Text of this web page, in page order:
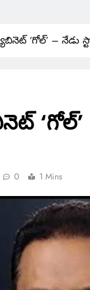
‘గోల్’ – నేడు
0 1 Mins